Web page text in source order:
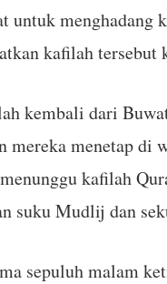
untuk
kafilah tersebut
kembali dari
menetap di
kafilah
suku Mudlij dan
sepuluh malam